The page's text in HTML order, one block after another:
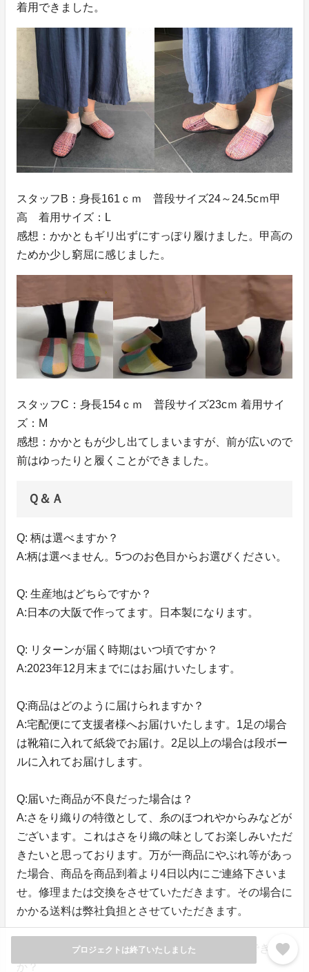
プロジェクトは終了いたしました favorite
着用できました。
スタッフB：身長161ｃｍ 普段サイズ24～24.5cｍ甲
高 着用サイズ：L
感想：かかともギリ出ずにすっぽり履けました。甲高の
ためか少し窮屈に感じました。
スタッフC：身長154ｃｍ 普段サイズ23cｍ 着用サイ
ズ：M
感想：かかともが少し出てしまいますが、前が広いので
前はゆったりと履くことができました。
Ｑ＆Ａ
Q: 柄は選べますか？
A:柄は選べません。5つのお色目からお選びください。
Q: 生産地はどちらですか？
A:日本の大阪で作ってます。日本製になります。
Q: リターンが届く時期はいつ頃ですか？
A:2023年12月末までにはお届けいたします。
Q:商品はどのように届けられますか？
A:宅配便にて支援者様へお届けいたします。1足の場合
は靴箱に入れて紙袋でお届け。2足以上の場合は段ボー
ルに入れてお届けします。
Q:届いた商品が不良だった場合は？
A:さをり織りの特徴として、糸のほつれやからみなどが
ございます。これはさをり織の味としてお楽しみいただ
きたいと思っております。万が一商品にやぶれ等があっ
た場合、商品を商品到着より4日以内にご連絡下さいま
せ。修理または交換をさせていただきます。その場合に
かかる送料は弊社負担とさせていただきます。
Q:サイズが合わない場合は交換・キャンセルはできます
か？